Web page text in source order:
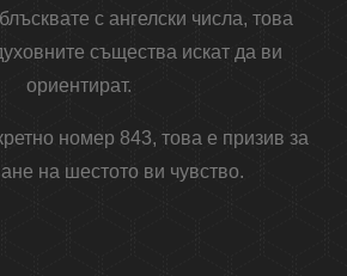
с ангелски числа, това
същества искат да ви
ориентират.
номер 843, това е призив за
на шестото ви чувство.